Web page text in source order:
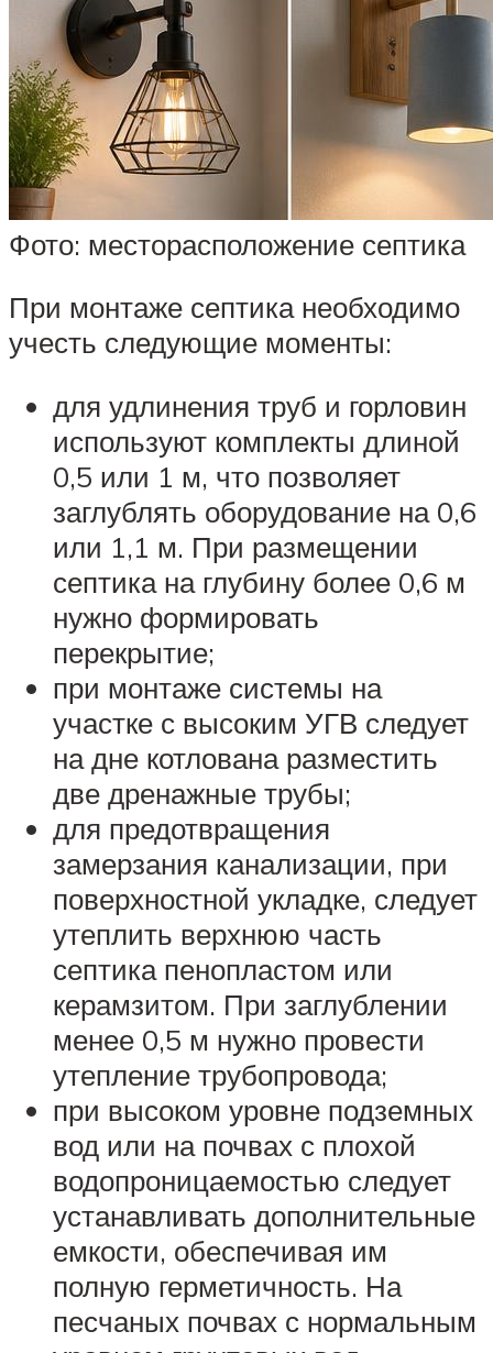
Фото: месторасположение септика
При монтаже септика необходимо
учесть следующие моменты:
для удлинения труб и горловин
используют комплекты длиной
0,5 или 1 м, что позволяет
заглублять оборудование на 0,6
или 1,1 м. При размещении
септика на глубину более 0,6 м
нужно формировать
перекрытие;
при монтаже системы на
участке с высоким УГВ следует
на дне котлована разместить
две дренажные трубы;
для предотвращения
замерзания канализации, при
поверхностной укладке, следует
утеплить верхнюю часть
септика пенопластом или
керамзитом. При заглублении
менее 0,5 м нужно провести
утепление трубопровода;
при высоком уровне подземных
вод или на почвах с плохой
водопроницаемостью следует
устанавливать дополнительные
емкости, обеспечивая им
полную герметичность. На
песчаных почвах с нормальным